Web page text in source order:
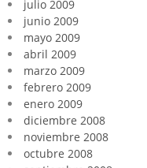
julio 2009
junio 2009
mayo 2009
abril 2009
marzo 2009
febrero 2009
enero 2009
diciembre 2008
noviembre 2008
octubre 2008